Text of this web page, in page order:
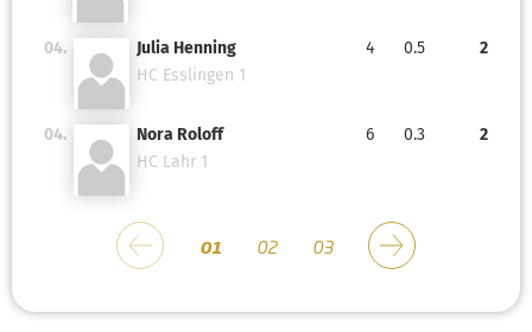
04.
Julia Henning
HC Esslingen 1
4 0.5 2
04.
Nora Roloff
HC Lahr 1
6 0.3 2
01 02 03